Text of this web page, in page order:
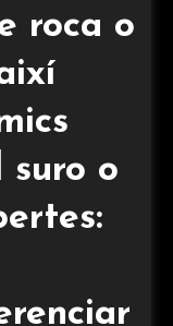
roca o
suro o